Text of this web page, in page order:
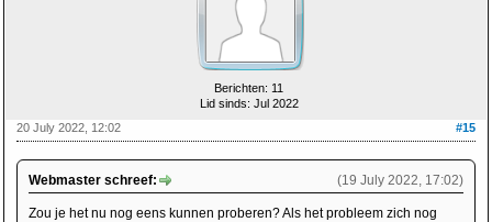
Berichten: 11
Lid sinds: Jul 2022
#15
20 July 2022, 12:02
(19 July 2022, 17:02)
Webmaster schreef:
Zou je het nu nog eens kunnen proberen? Als het probleem zich nog